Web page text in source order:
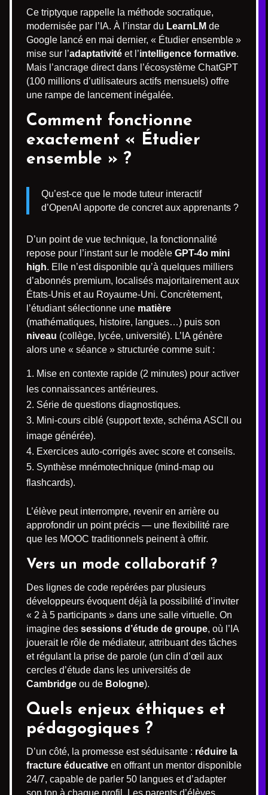
Ce triptyque rappelle la méthode socratique,
modernisée par l’IA. À l’instar du LearnLM de
Google lancé en mai dernier, « Étudier ensemble »
mise sur l’adaptativité et l’intelligence formative.
Mais l’ancrage direct dans l’écosystème ChatGPT
(100 millions d’utilisateurs actifs mensuels) offre
une rampe de lancement inégalée.
Comment fonctionne
exactement « Étudier
ensemble » ?
Qu’est-ce que le mode tuteur interactif
d’OpenAI apporte de concret aux apprenants ?
D’un point de vue technique, la fonctionnalité
repose pour l’instant sur le modèle GPT-4o mini
high. Elle n’est disponible qu’à quelques milliers
d’abonnés premium, localisés majoritairement aux
États-Unis et au Royaume-Uni. Concrètement,
l’étudiant sélectionne une matière
(mathématiques, histoire, langues…) puis son
niveau (collège, lycée, université). L’IA génère
alors une « séance » structurée comme suit :
Mise en contexte rapide (2 minutes) pour activer
les connaissances antérieures.
Série de questions diagnostiques.
Mini-cours ciblé (support texte, schéma ASCII ou
image générée).
Exercices auto-corrigés avec score et conseils.
Synthèse mnémotechnique (mind-map ou
flashcards).
L’élève peut interrompre, revenir en arrière ou
approfondir un point précis — une flexibilité rare
que les MOOC traditionnels peinent à offrir.
Vers un mode collaboratif ?
Des lignes de code repérées par plusieurs
développeurs évoquent déjà la possibilité d’inviter
« 2 à 5 participants » dans une salle virtuelle. On
imagine des sessions d’étude de groupe, où l’IA
jouerait le rôle de médiateur, attribuant des tâches
et régulant la prise de parole (un clin d’œil aux
cercles d’étude dans les universités de
Cambridge ou de Bologne).
Quels enjeux éthiques et
pédagogiques ?
D’un côté, la promesse est séduisante : réduire la
fracture éducative en offrant un mentor disponible
24/7, capable de parler 50 langues et d’adapter
son ton à chaque profil. Les parents d’élèves